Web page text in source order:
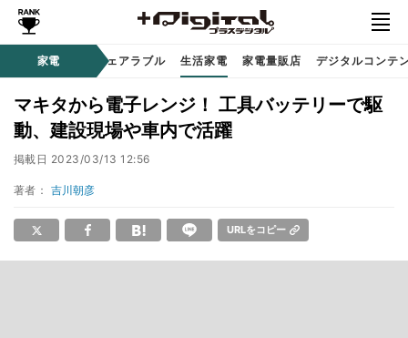
家電
ディオ 時計 / ウェアラブル 生活家電 家電量販店 デジタルコンテ
マキタから電子レンジ！ 工具バッテリーで駆
動、建設現場や車内で活躍
掲載日 2023/03/13 12:56
著者： 吉川朝彦
URLをコピー